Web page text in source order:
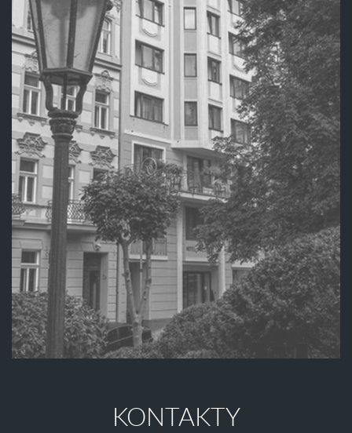
KONTAKTY